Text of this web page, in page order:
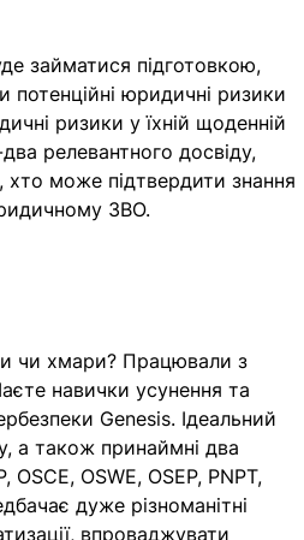
займатися підготовкою,
потенційні юридичні ризики
ризики у їхній щоденній
релевантного досвіду,
хто може підтвердити знання
ЗВО.
чи хмари? Працювали з
навички усунення та
Genesis. Ідеальний
а також принаймні два
OSWE, OSEP, PNPT,
дуже різноманітні
впроваджувати